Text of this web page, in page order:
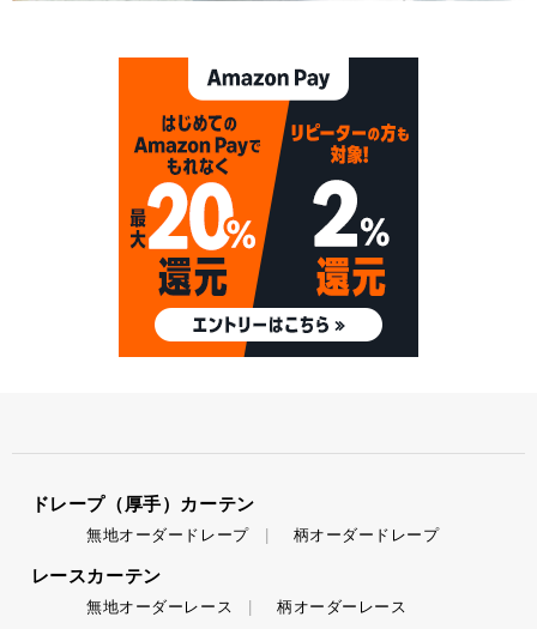
ドレープ（厚手）カーテン
無地オーダードレープ 柄オーダードレープ
レースカーテン
無地オーダーレース 柄オーダーレース